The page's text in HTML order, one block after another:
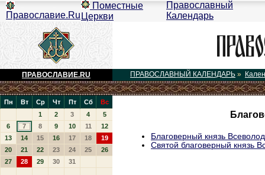
Православие.Ru
Поместные
Церкви
Православный
Календарь
ПРАВОСЛАВИЕ.RU ПРАВОСЛАВНЫЙ КАЛЕНДАРЬ »
Пн Вт Ср Чт Пт Сб
Вс
1
2 3 4
5
6
7 8 9 10 11
12
13
14 15 16 17 18
19
20
21 22 23 24 25
26
27
28 29 30 31
Благоверный князь
Святой благоверный князь